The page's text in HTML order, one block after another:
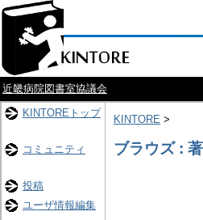
近畿病院図書室協議会
KINTOREトップ
コミュニティ
投稿
ユーザ情報編集
KINTORE >
ブラウズ :